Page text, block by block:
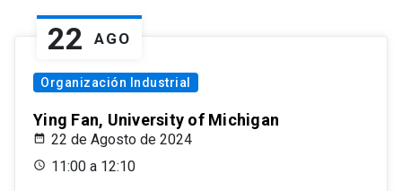
22 AGO
Organización Industrial
Ying Fan, University of Michigan
22 de Agosto de 2024
11:00 a 12:10